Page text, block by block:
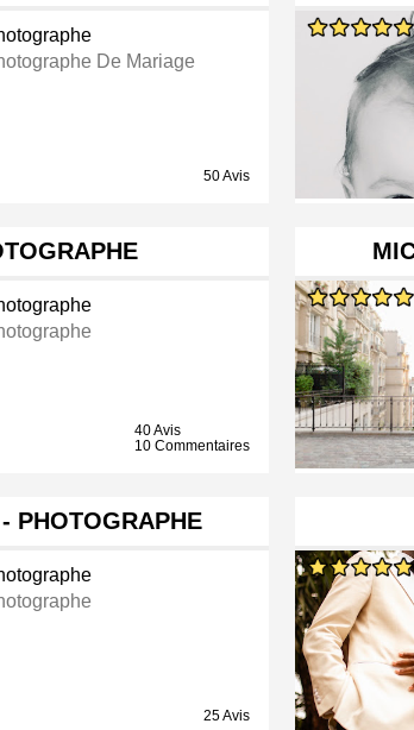
De Mariage
50 Avis
40 Avis
10 Commentaires
PHOTOGRAPHE
25 Avis